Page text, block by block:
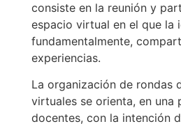
consiste en la reunión y
espacio virtual en el que la
fundamentalmente,
experiencias.
La organización de rondas
virtuales se orienta, en una
docentes, con la intención